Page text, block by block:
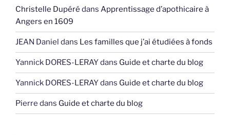
Christelle Dupéré dans Apprentissage d’apothicaire à
Angers en 1609
JEAN Daniel dans Les familles que j’ai étudiées à fonds
Yannick DORES-LERAYdans Guide et charte du blog
Yannick DORES-LERAYdans Guide et charte du blog
Pierre dans Guide et charte du blog